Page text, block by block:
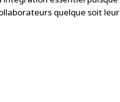
quelque soit